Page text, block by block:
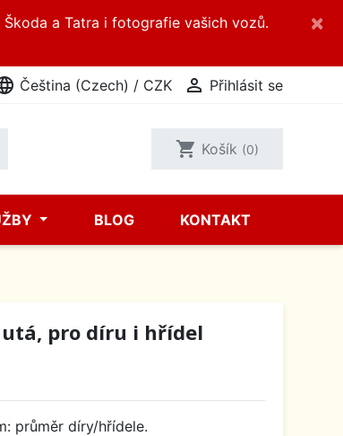
a Tatra i fotografie vašich vozů.
×
Čeština (Czech) / CZK  Přihlásit se
shopping_cart Košík (0)
BLOG KONTAKT
pro díru i hřídel
průměr díry/hřídele.